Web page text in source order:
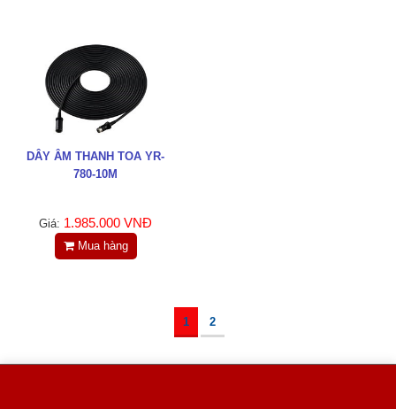
DÂY ÂM THANH TOA YR-
780-10M
Giá: 1.985.000 VNĐ
Mua hàng
1 2